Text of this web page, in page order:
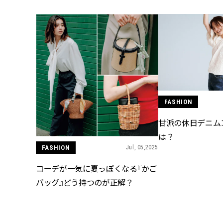
FASHION Jul, 05,2025
コーデが一気に夏っぽくなる『かご
バッグ』どう持つのが正解？
FASHION
甘派の休日デニム
は？